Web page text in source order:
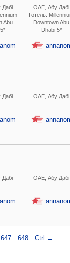
Abu
ОАЕ, Абу Дабі
Готель:
Downtown Abu
Dhabi 5*
ОАЕ, Абу Дабі
ОАЕ, Абу Дабі
647 648 Ctrl →